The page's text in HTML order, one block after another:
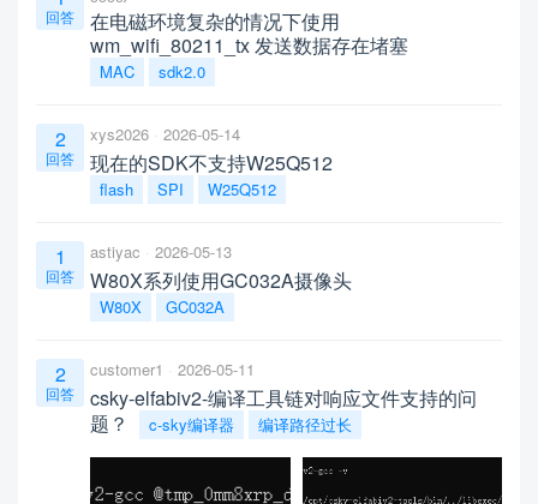
回答
在电磁环境复杂的情况下使用
wm_wifi_80211_tx 发送数据存在堵塞
MAC sdk2.0
2
回答
xys2026 2026-05-14
现在的SDK不支持W25Q512
flash SPI W25Q512
1
回答
astiyac 2026-05-13
W80X系列使用GC032A摄像头
W80X GC032A
2
回答
customer1 2026-05-11
csky-elfabiv2-编译工具链对响应文件支持的问
题？
c-sky编译器 编译路径过长